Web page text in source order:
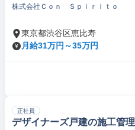
株式会社Ｃｏｎ Ｓｐｉｒｉｔｏ
東京都渋谷区恵比寿
月給31万円～35万円
正社員
デザイナーズ戸建の施工管理